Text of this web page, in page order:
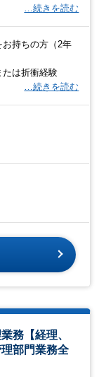
…続きを読む
持ちの方（2年
たは折衝経験
…続きを読む
務【経理、
部門業務全